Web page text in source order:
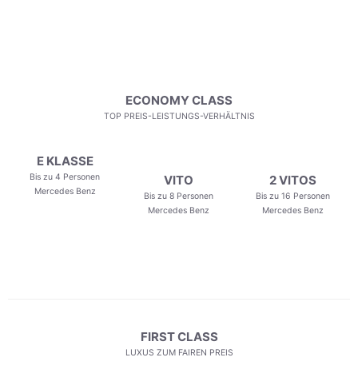
ECONOMY CLASS
TOP PREIS-LEISTUNGS-VERHÄLTNIS
E KLASSE
Bis zu 4 Personen
Mercedes Benz
VITO
Bis zu 8 Personen
Mercedes Benz
2 VITOS
Bis zu 16 Personen
Mercedes Benz
FIRST CLASS
LUXUS ZUM FAIREN PREIS